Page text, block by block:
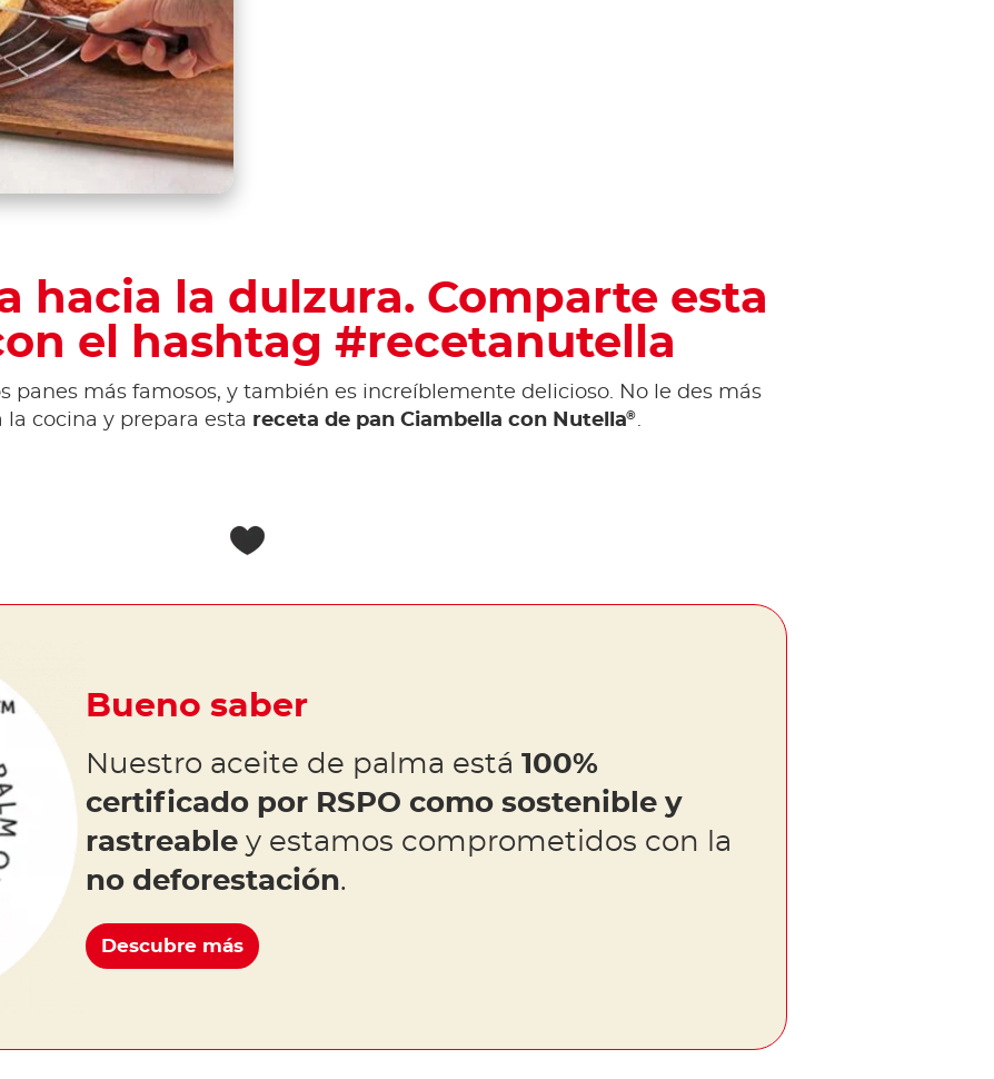
hacia la dulzura. Comparte esta
el hashtag #recetanutella
panes más famosos, y también es increíblemente delicioso. No le des más
la cocina y prepara esta receta de pan Ciambella con Nutella®.
Bueno saber
Nuestro aceite de palma está 100%
certificado por RSPO como sostenible y
rastreabley estamos comprometidos con la
no deforestación.
Descubre más